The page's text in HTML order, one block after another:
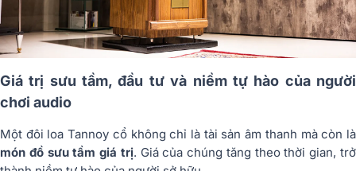
Giá trị sưu tầm, đầu tư và niềm tự hào của người
chơi audio
Một đôi loa Tannoy cổ không chỉ là tài sản âm thanh mà còn là
món đồ sưu tầm giá trị. Giá của chúng tăng theo thời gian, trở